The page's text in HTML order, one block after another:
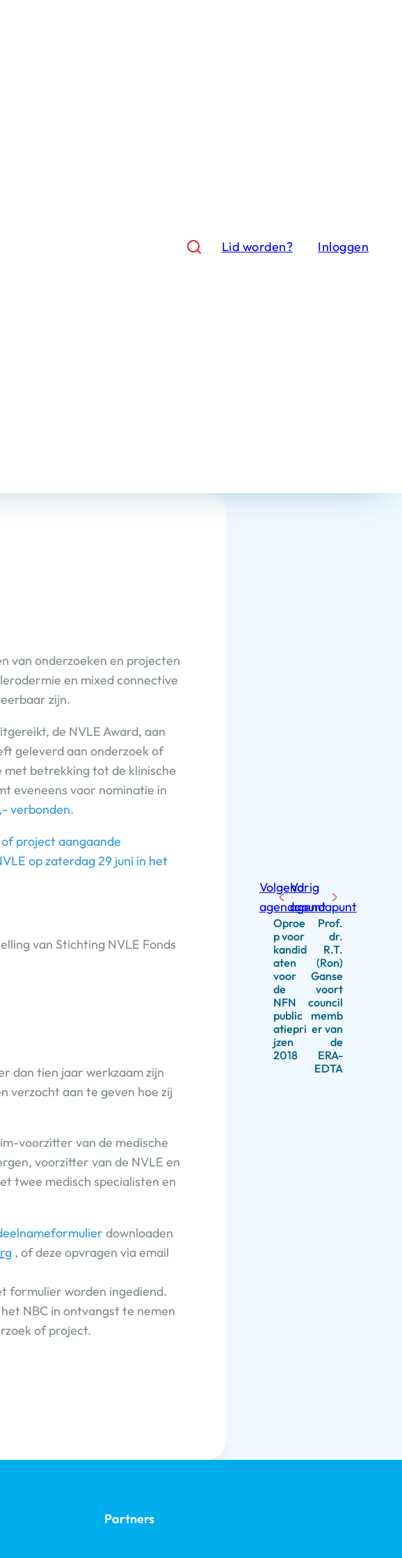
Lid worden? Inloggen
van onderzoeken en projecten
en mixed connective
zijn.
de NVLE Award, aan
geleverd aan onderzoek of
betrekking tot de klinische
eveneens voor nominatie in
verbonden.
project aangaande
op zaterdag 29 juni in het
van Stichting NVLE Fonds
dan tien jaar werkzaam zijn
verzocht aan te geven hoe zij
voorzitter van de medische
voorzitter van de NVLE en
twee medisch specialisten en
downloaden
, of deze opvragen via email
formulier worden ingediend.
NBC in ontvangst te nemen
of project.
Vorig
agendapunt
Oproe
p voor
kandid
aten
voor
de
NFN
public
atiepri
jzen
2018
Volgend
agendapunt
Prof.
dr.
R.T.
(Ron)
Ganse
voort
council
memb
er van
de
ERA-
EDTA
Partners